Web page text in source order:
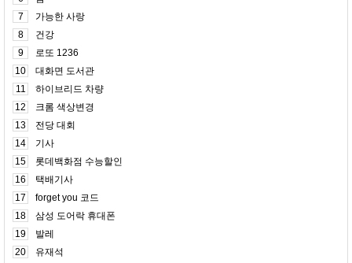
7
가능한 사랑
8
건강
9
로또 1236
10
대화면 도서관
11
하이브리드 차량
12
크롬 색상변경
13
전당 대회
14
기사
15
롯데백화점 수능할인
16
택배기사
17
forget you 코드
18
삼성 도어락 휴대폰
19
발레
20
유재석